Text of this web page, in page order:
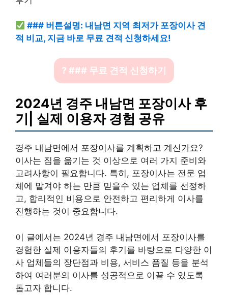
### 버튼설명: 내남면 지역 최저가 포장이사 견
적 비교, 지금 바로 무료 견적 신청하세요!
? ### 무료 견적 신청하기
2024년 경주 내남면 포장이사 후
기| 실제 이용자 경험 공유
경주 내남면에서 포장이사를 계획하고 계신가요?
이사는 짐을 옮기는 것 이상으로 여러 가지 준비와
고려사항이 필요합니다. 특히, 포장이사는 전문 업
체에 맡겨야 하는 만큼 믿을수 있는 업체를 선정하
고, 합리적인 비용으로 안전하고 편리하게 이사를
진행하는 것이 중요합니다.
이 글에서는 2024년 경주 내남면에서 포장이사를
경험한 실제 이용자들의 후기를 바탕으로 다양한 이
사 업체들의 장단점과 비용, 서비스 품질 등을 분석
하여 여러분의 이사를 성공적으로 이끌 수 있도록
돕고자 합니다.